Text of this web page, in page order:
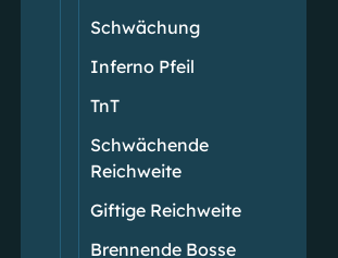
Schwächung
Inferno Pfeil
TnT
Schwächende
Reichweite
Giftige Reichweite
Brennende Bosse